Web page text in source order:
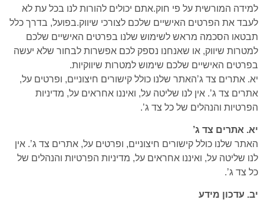
למידה המורשית על פי חוק.אתם יכולים להורות לנו בכל עת לא
לעבד את הפרטים האישיים שלכם לצורכי שיווק.בפועל, בדרך כלל
תבטאו הסכמה מראש לשימוש שלנו בפרטים האישיים שלכם
למטרות שיווק, או שאנחנו נספק לכם אפשרות לבחור שלא יעשה
בפרטים האישיים שלכם שימוש למטרות שיווקיות.
יא. אתרים צד ג’האתר שלנו כולל קישורים חיצוניים, ופרטים על,
אתרים צד ג’. אין לנו שליטה על, ואיננו אחראים על, מדיניות
הפרטיות והנהלים של כל צד ג’.
יא. אתרים צד ג’
האתר שלנו כולל קישורים חיצוניים, ופרטים על, אתרים צד ג’. אין
לנו שליטה על, ואיננו אחראים על, מדיניות הפרטיות והנהלים של
כל צד ג’.
יב. עדכון מידע